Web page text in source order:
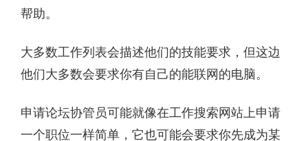
帮助。
大多数工作列表会描述他们的技能要求，但这边
他们大多数会要求你有自己的能联网的电脑。
申请论坛协管员可能就像在工作搜索网站上申请
一个职位一样简单，它也可能会要求你先成为某